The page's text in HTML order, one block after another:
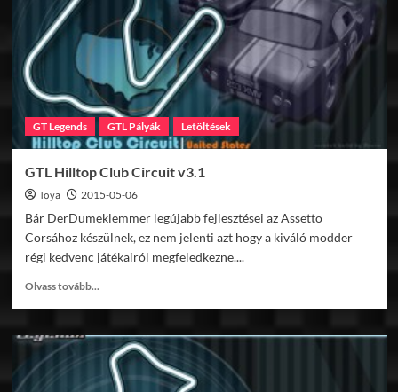
GT Legends GTL Pályák Letöltések
GTL Hilltop Club Circuit v3.1
Toya 2015-05-06
Bár DerDumeklemmer legújabb fejlesztései az Assetto
Corsához készülnek, ez nem jelenti azt hogy a kiváló modder
régi kedvenc játékairól megfeledkezne....
Olvass tovább...
GTL
Hilltop
Club
Circuit